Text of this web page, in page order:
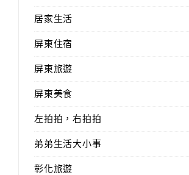
居家生活
屏東住宿
屏東旅遊
屏東美食
左拍拍，右拍拍
弟弟生活大小事
彰化旅遊